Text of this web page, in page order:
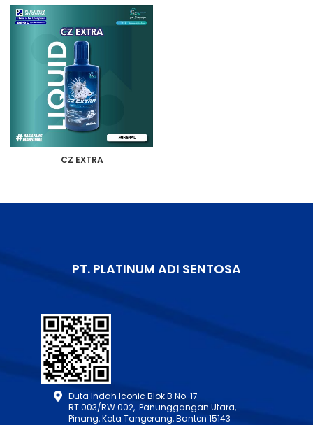
CZ EXTRA
PT. PLATINUM ADI SENTOSA
Duta Indah Iconic Blok B No. 17
RT.003/RW.002, Panunggangan Utara,
Pinang, Kota Tangerang, Banten 15143